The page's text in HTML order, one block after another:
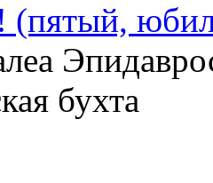
(пятый,
бухта